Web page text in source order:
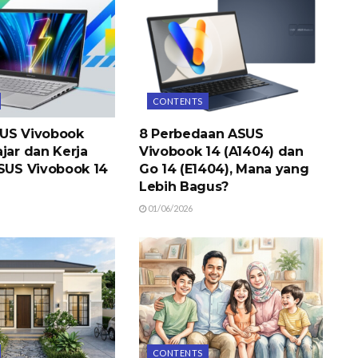
Vivobook
dan Kerja
Vivobook 14
CONTENTS
8 Perbedaan ASUS
Vivobook 14 (A1404) dan
Go 14 (E1404), Mana yang
Lebih Bagus?
01/06/2026
CONTENTS